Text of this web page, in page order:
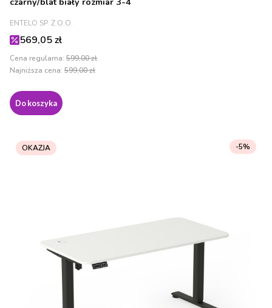
PRODUCENT
ENTELO SP. Z O.O.
Cena promocyjna
569,05 zł
Cena regularna: 599,00 zł
Najniższa cena: 599,00 zł
Do koszyka
OKAZJA -5%